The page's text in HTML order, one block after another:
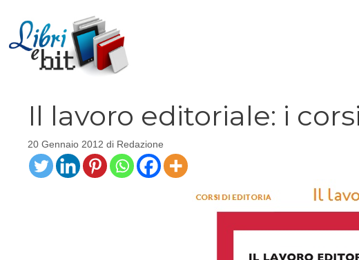
contenuto
Il lavoro editoriale: i
20 Gennaio 2012 di Redazione